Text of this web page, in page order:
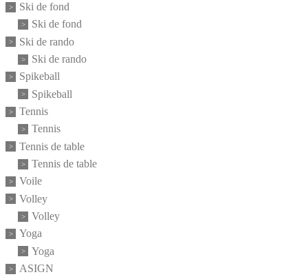
Ski de fond
Ski de fond
Ski de rando
Ski de rando
Spikeball
Spikeball
Tennis
Tennis
Tennis de table
Tennis de table
Voile
Volley
Volley
Yoga
Yoga
ASIGN